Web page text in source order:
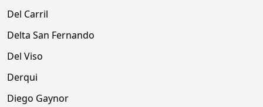
Del Carril
Delta San Fernando
Del Viso
Derqui
Diego Gaynor